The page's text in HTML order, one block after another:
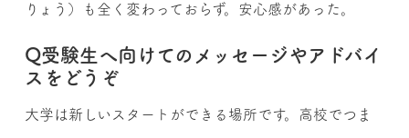
りょう）も全く変わっておらず。安心感があった。
Q受験生へ向けてのメッセージやアドバイ
スをどうぞ
大学は新しいスタートができる場所です。高校でつま